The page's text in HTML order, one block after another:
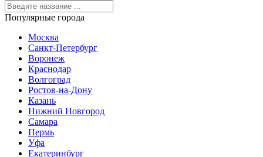
Популярные города
Москва
Санкт-Петербург
Воронеж
Краснодар
Волгоград
Ростов-на-Дону
Казань
Нижний Новгород
Самара
Пермь
Уфа
Екатеринбург